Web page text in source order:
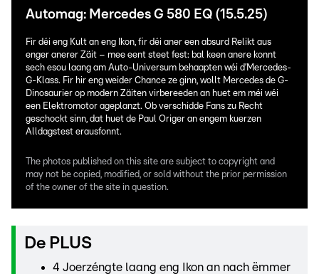
Automag: Mercedes G 580 EQ (15.5.25)
Fir déi eng Kult an eng Ikon, fir déi aner een absurd Relikt aus
enger anerer Zäit – mee eent steet fest: bal keen anere konnt
sech esou laang am Auto-Universum behaapten wéi d’Mercedes-
G-Klass. Fir hir eng weider Chance ze ginn, wollt Mercedes de G-
Dinosaurier op modern Zäiten virbereeden an huet em méi wéi
een Elektromotor ageplanzt. Ob verschidde Fans zu Recht
geschockt sinn, dat huet de Paul Origer an engem kuerzen
Alldagstest erausfonnt.
The photos published on this site are subject to copyright and
may not be copied, modified, or sold without the prior permission
of the owner of the site in question.
De PLUS
4 Joerzéngte laang eng Ikon an nach ëmmer